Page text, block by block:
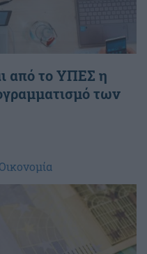
από το ΥΠΕΣ η
των
Οικονομία